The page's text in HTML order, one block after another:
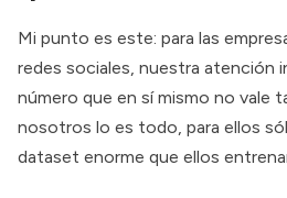
Mi punto es este: para las
redes sociales, nuestra atención
número que en sí mismo no vale
nosotros lo es todo, para ellos
dataset enorme que ellos